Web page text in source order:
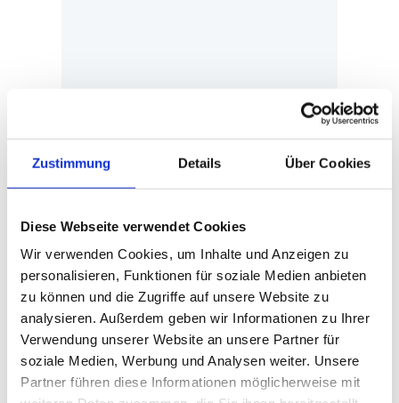
Zustimmung Details Über Cookies
Diese Webseite verwendet Cookies
Wir verwenden Cookies, um Inhalte und Anzeigen zu
personalisieren, Funktionen für soziale Medien anbieten
zu können und die Zugriffe auf unsere Website zu
analysieren. Außerdem geben wir Informationen zu Ihrer
Verwendung unserer Website an unsere Partner für
soziale Medien, Werbung und Analysen weiter. Unsere
Partner führen diese Informationen möglicherweise mit